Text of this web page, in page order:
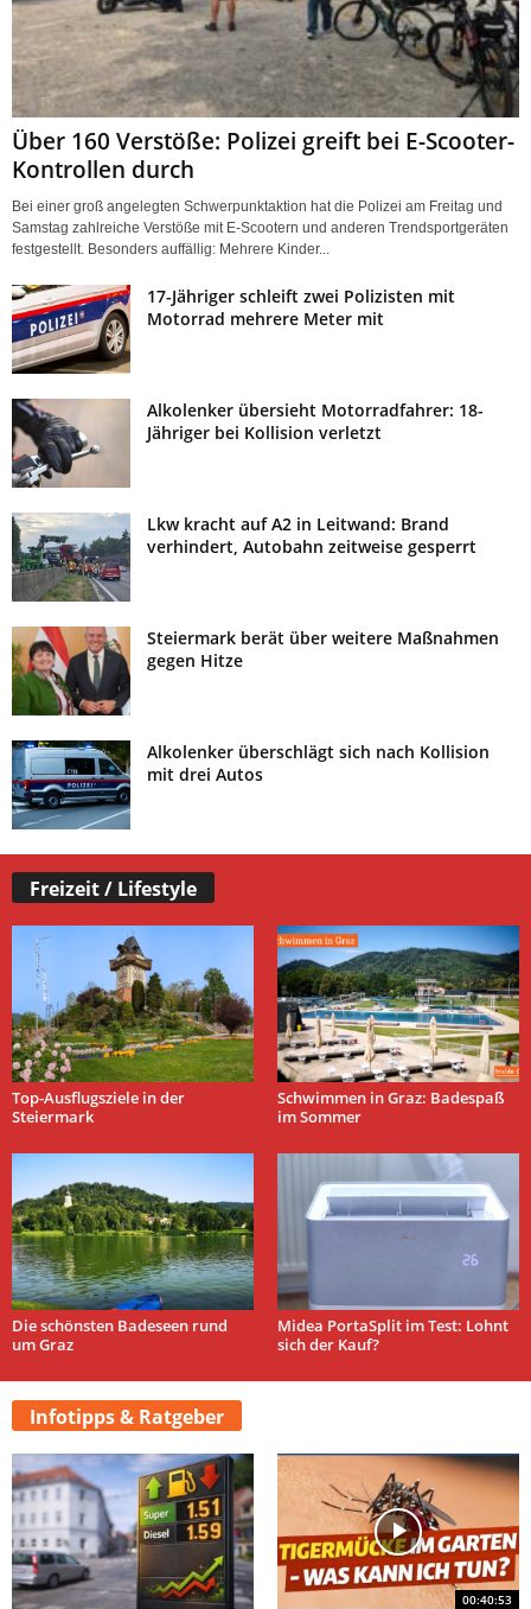
Über 160 Verstöße: Polizei greift bei E-Scooter-
Kontrollen durch
Bei einer groß angelegten Schwerpunktaktion hat die Polizei am Freitag und
Samstag zahlreiche Verstöße mit E-Scootern und anderen Trendsportgeräten
festgestellt. Besonders auffällig: Mehrere Kinder...
17-Jähriger schleift zwei Polizisten mit
Motorrad mehrere Meter mit
Alkolenker übersieht Motorradfahrer: 18-
Jähriger bei Kollision verletzt
Lkw kracht auf A2 in Leitwand: Brand
verhindert, Autobahn zeitweise gesperrt
Steiermark berät über weitere Maßnahmen
gegen Hitze
Alkolenker überschlägt sich nach Kollision
mit drei Autos
Freizeit / Lifestyle
Top-Ausflugsziele in der
Steiermark
Schwimmen in Graz: Badespaß
im Sommer
Die schönsten Badeseen rund
um Graz
Midea PortaSplit im Test: Lohnt
sich der Kauf?
Infotipps & Ratgeber
00:40:53